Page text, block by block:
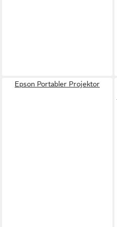
Epson Portabler Projektor